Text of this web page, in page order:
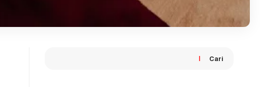
Cari